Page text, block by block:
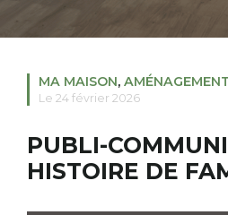
S'INSCRIRE À LA
MA MAISON,
Le 24 février 2026
PUBLI-
HISTOIRE DE